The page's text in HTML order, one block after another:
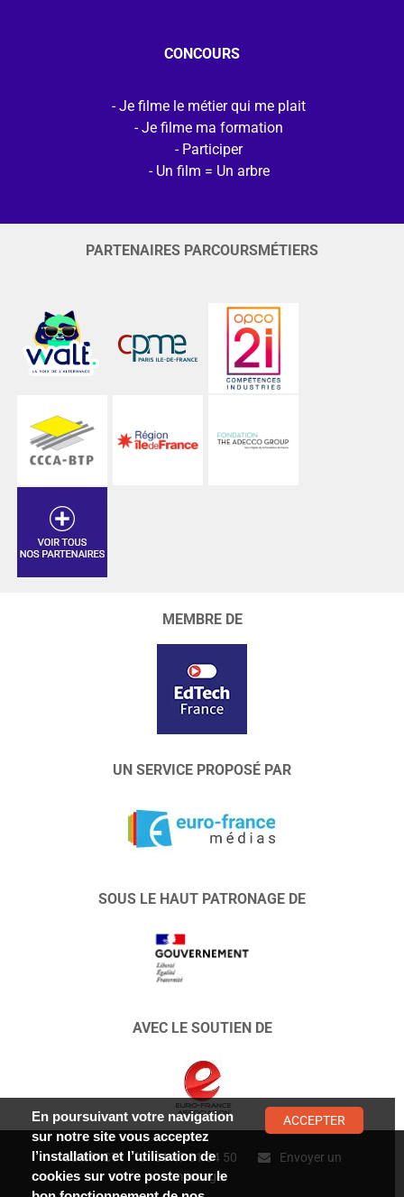
CONCOURS
Je filme le métier qui me plait
Je filme ma formation
Participer
Un film = Un arbre
PARTENAIRES PARCOURSMÉTIERS
MEMBRE DE
UN SERVICE PROPOSÉ PAR
SOUS LE HAUT PATRONAGE DE
AVEC LE SOUTIEN DE
CONTACT : 01 47 01 34 50
Envoyer un
message
En poursuivant votre navigation
sur notre site vous acceptez
l’installation et l’utilisation de
cookies sur votre poste pour le
ACCEPTER